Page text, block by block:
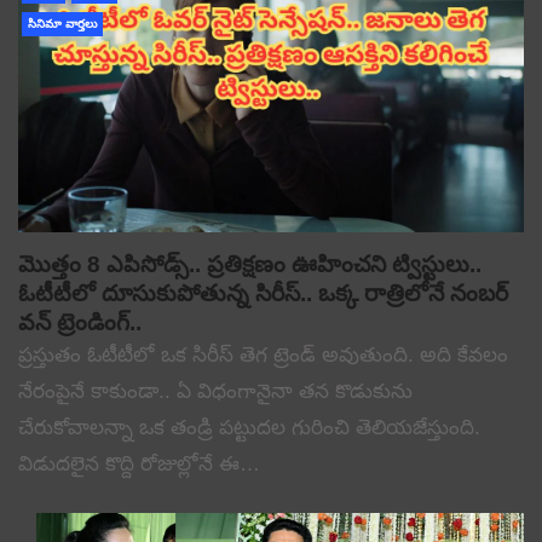
సినిమా వార్తలు
మొత్తం 8 ఎపిసోడ్స్.. ప్రతిక్షణం ఊహించని ట్విస్టులు..
ఓటీటీలో దూసుకుపోతున్న సిరీస్.. ఒక్క రాత్రిలోనే నంబర్
వన్ ట్రెండింగ్..
ప్రస్తుతం ఓటీటీలో ఒక సిరీస్ తెగ ట్రెండ్ అవుతుంది. అది కేవలం
నేరంపైనే కాకుండా.. ఏ విధంగానైనా తన కొడుకును
చేరుకోవాలన్నా ఒక తండ్రి పట్టుదల గురించి తెలియజేస్తుంది.
విడుదలైన కొద్ది రోజుల్లోనే ఈ…